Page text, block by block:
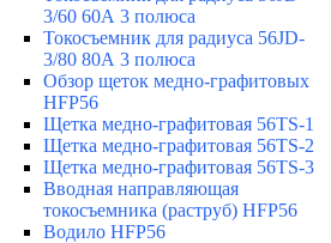
3/60 60А 3 полюса
Токосъемник для радиуса 56JD-
3/80 80А 3 полюса
Обзор щеток медно-графитовых
HFP56
Щетка медно-графитовая 56TS-1
Щетка медно-графитовая 56TS-2
Щетка медно-графитовая 56TS-3
Вводная направляющая
токосъемника (раструб) HFP56
Водило HFP56